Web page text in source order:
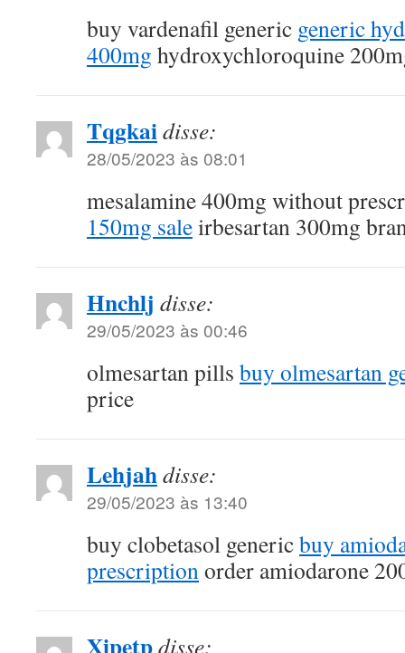
buy vardenafil generic generic
400mg hydroxychloroquine
Tqgkaidisse:
28/05/2023 às 08:01
mesalamine 400mg without
150mg saleirbesartan 300mg
Hnchlj disse:
29/05/2023 às 00:46
olmesartan pills buy olmesartan
price
Lehjahdisse:
29/05/2023 às 13:40
buy clobetasol genericbuy
prescriptionorder amiodarone
disse: